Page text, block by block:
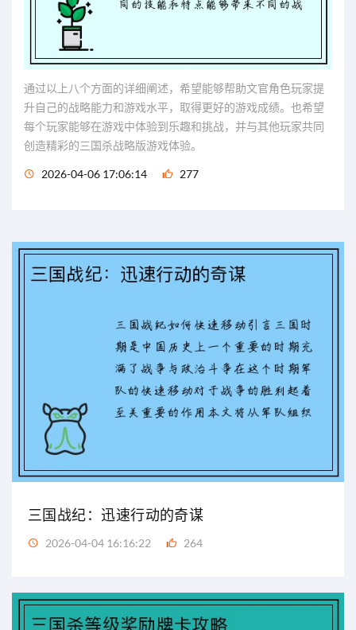
通过以上八个方面的详细阐述，希望能够帮助文官角色玩家提
升自己的战略能力和游戏水平，取得更好的游戏成绩。也希望
每个玩家能够在游戏中体验到乐趣和挑战，并与其他玩家共同
创造精彩的三国杀战略版游戏体验。
2026-04-06 17:06:14 277
三国战纪：迅速行动的奇谋
2026-04-04 16:16:22 264